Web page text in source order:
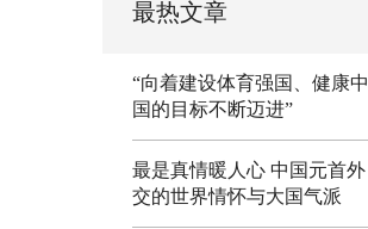
最热文章
“向着建设体育强国、健康中
国的目标不断迈进”
最是真情暖人心 中国元首外
交的世界情怀与大国气派